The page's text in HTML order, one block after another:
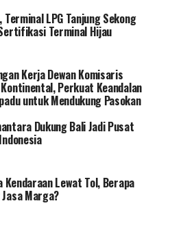
sebanyak 616
237 lokasi di seluruh
pengguna mobil listrik.
yang menggunakan
nyaman saat mudik. Seluruh
pengguna mobil listrik saat
LPG Tanjung Sekong
Terminal Hijau
Kerja Dewan Komisaris
Perkuat Keandalan
untuk Mendukung Pasokan
Dukung Bali Jadi Pusat
Lewat Tol, Berapa
Marga?